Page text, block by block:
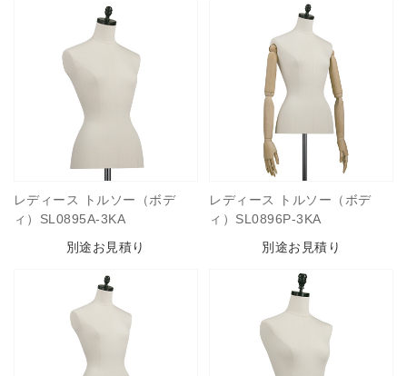
レディース トルソー（ボデ
ィ）SL0895A-3KA
別途お見積り
レディース トルソー（ボデ
ィ）SL0896P-3KA
別途お見積り